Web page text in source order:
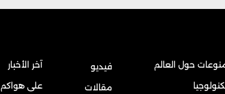
حول العالم
فيديو
مقالات
آخر الأخبار
على هواكم